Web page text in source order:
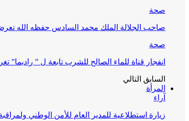
صحة
صاحب الجلالة الملك محمد السادس حفظه الله تعرض
صحة
انفجار قناة للماء الصالح للشرب تابعة ل ”
السابق التالي
المرأة
آراء
زيارة استطلاعية للمدير العام للأمن الوطني